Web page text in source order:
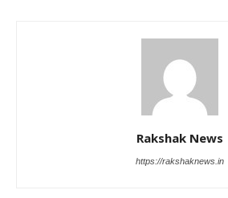
Rakshak News
https://rakshaknews.in